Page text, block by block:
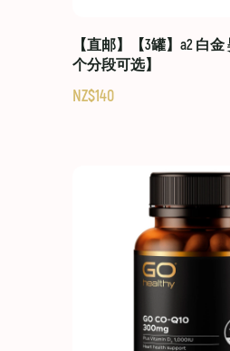
【直邮】【3罐】a2 白
个分段可选】
NZ$140